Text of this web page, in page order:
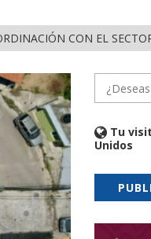
CON EL
Tu
Unidos